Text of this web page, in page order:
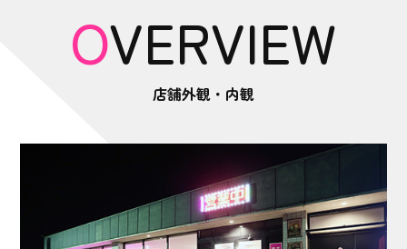
OVERVIEW
店舗外観・内観